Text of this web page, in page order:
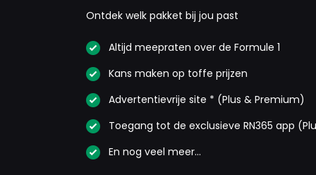
Ontdek welk pakket bij jou past
Altijd meepraten over de Formule 1
Kans maken op toffe prijzen
Advertentievrije site * (Plus & Premium)
Toegang tot de exclusieve RN365 app
En nog veel meer…